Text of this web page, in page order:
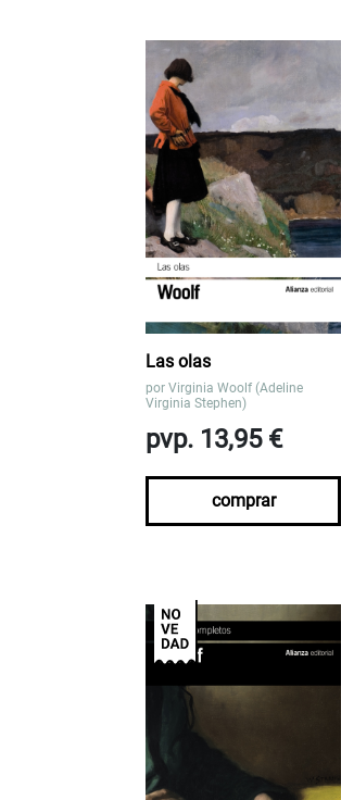
Las olas
por Virginia Woolf (Adeline
Virginia Stephen)
pvp. 13,95 €
comprar